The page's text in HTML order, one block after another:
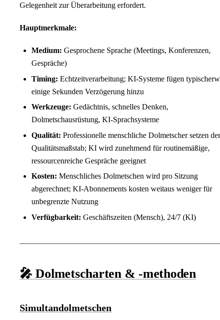
Gelegenheit zur Überarbeitung erfordert.
Hauptmerkmale:
Medium: Gesprochene Sprache (Meetings, Konferenzen,
Gespräche)
Timing: Echtzeitverarbeitung; KI-Systeme fügen
einige Sekunden Verzögerung hinzu
Werkzeuge: Gedächtnis, schnelles Denken,
Dolmetschausrüstung, KI-Sprachsysteme
Qualität: Professionelle menschliche Dolmetscher setzen
Qualitätsmaßstab; KI wird zunehmend für routinemäßige,
ressourcenreiche Gespräche geeignet
Kosten: Menschliches Dolmetschen wird pro Sitzung
abgerechnet; KI-Abonnements kosten weitaus weniger für
unbegrenzte Nutzung
Verfügbarkeit: Geschäftszeiten (Mensch), 24/7 (KI)
🎤 Dolmetscharten & -methoden
Simultandolmetschen